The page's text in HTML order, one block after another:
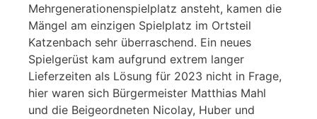
Mehrgenerationenspielplatz ansteht, kamen die
Mängel am einzigen Spielplatz im Ortsteil
Katzenbach sehr überraschend. Ein neues
Spielgerüst kam aufgrund extrem langer
Lieferzeiten als Lösung für 2023 nicht in Frage,
hier waren sich Bürgermeister Matthias Mahl
und die Beigeordneten Nicolay, Huber und